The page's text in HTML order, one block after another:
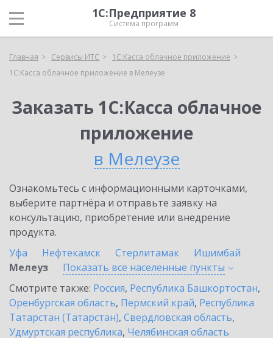
1С:Предприятие 8
Система программ
Главная Сервисы ИТС
1С:Касса облачное приложение
1С:Касса облачное приложение в Мелеузе
Заказать 1С:Касса облачное
приложение
в Мелеузе
Ознакомьтесь с информационными карточками,
выберите партнёра и отправьте заявку на
консультацию, приобретение или внедрение
продукта.
Уфа
Нефтекамск Стерлитамак
Ишимбай
Мелеуз
Показать все населенные пункты
Смотрите также: Россия, Республика Башкортостан,
Оренбургская область, Пермский край, Республика
Татарстан (Татарстан), Свердловская область,
Удмуртская республика, Челябинская область